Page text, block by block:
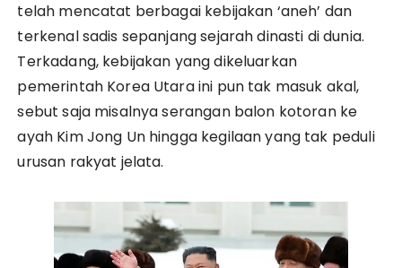
telah mencatat berbagai kebijakan ‘aneh’ dan
terkenal sadis sepanjang sejarah dinasti di dunia.
Terkadang, kebijakan yang dikeluarkan
pemerintah Korea Utara ini pun tak masuk akal,
sebut saja misalnya serangan balon kotoran ke
ayah Kim Jong Un hingga kegilaan yang tak peduli
urusan rakyat jelata.